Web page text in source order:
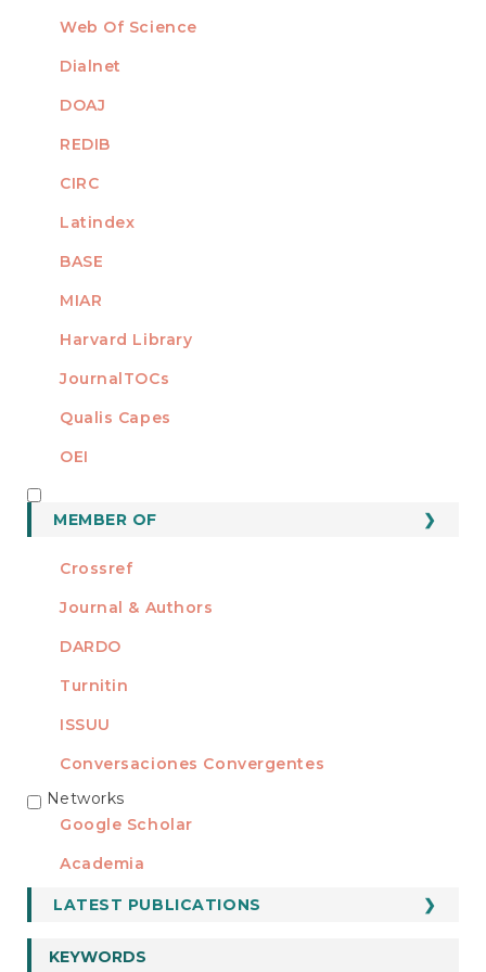
Web Of Science
Dialnet
DOAJ
REDIB
CIRC
Latindex
BASE
MIAR
Harvard Library
JournalTOCs
Qualis Capes
OEI
MEMBER OF
Crossref
Journal & Authors
DARDO
Turnitin
ISSUU
Conversaciones Convergentes
REDES
Networks
Google Scholar
Academia
LATEST PUBLICATIONS
KEYWORDS